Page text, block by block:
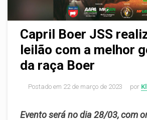
Capril Boer JSS
leilão com a melhor
da raça Boer
Postado em 22 de março de 2023 por
Evento será no dia 28/03, com